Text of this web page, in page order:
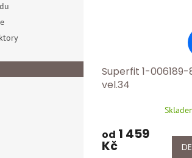
Superfit 1-006189-
vel.34
od 1 459
Kč